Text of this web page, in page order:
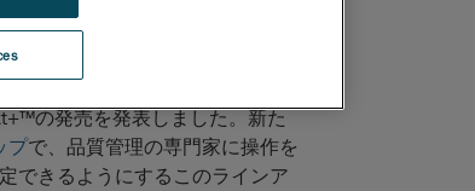
定ソリューション
3Dスキャナー／プローブス
の発売を発表しました。新た
プで、品質管理の専門家に操作を
できるようにするこのラインア